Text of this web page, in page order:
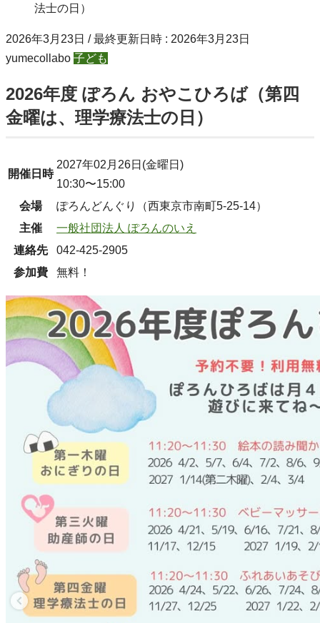
法士の日）
2026年3月23日 / 最終更新日時 : 2026年3月23日
yumecollabo 子ども
2026年度 ぽろん おやこひろば（第四
金曜は、理学療法士の日）
開催日時
2027年02月26日(金曜日)
10:30〜15:00
会場
ぽろんどんぐり（西東京市南町5-25-14）
主催
一般社団法人 ぽろんのいえ
連絡先
042-425-2905
参加費
無料！